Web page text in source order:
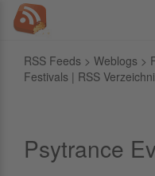
RSS Feeds > Weblogs >
Festivals | RSS
Psytrance